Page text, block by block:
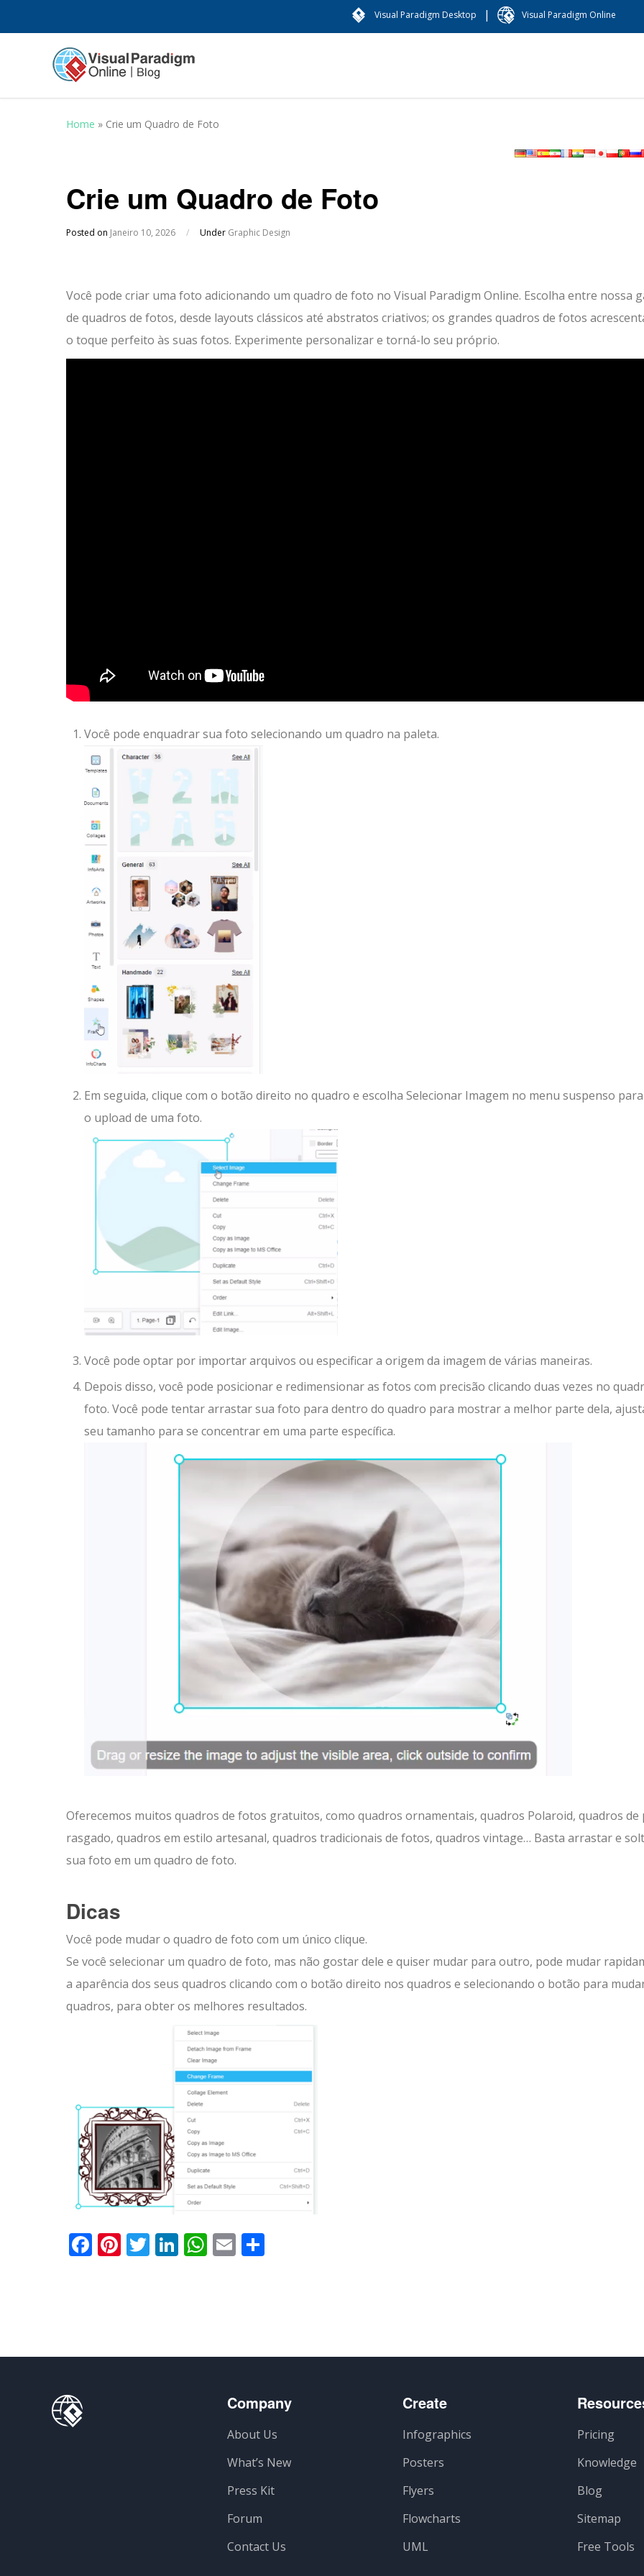
Visual Paradigm Desktop | Visual Paradigm Online
Home » Crie um Quadro de Foto
Crie um Quadro de Foto
Posted on Janeiro 10, 2026 / Under Graphic Design
Você pode criar uma foto adicionando um quadro de foto no Visual Paradigm Online. Escolha entre nossa
de quadros de fotos, desde layouts clássicos até abstratos criativos; os grandes quadros de fotos
o toque perfeito às suas fotos. Experimente personalizar e torná-lo seu próprio.
Você pode enquadrar sua foto selecionando um quadro na paleta.
Em seguida, clique com o botão direito no quadro e escolha Selecionar Imagem no menu suspenso
o upload de uma foto.
Você pode optar por importar arquivos ou especificar a origem da imagem de várias maneiras.
Depois disso, você pode posicionar e redimensionar as fotos com precisão clicando duas vezes no
foto. Você pode tentar arrastar sua foto para dentro do quadro para mostrar a melhor parte dela,
seu tamanho para se concentrar em uma parte específica.
Oferecemos muitos quadros de fotos gratuitos, como quadros ornamentais, quadros Polaroid, quadros de
rasgado, quadros em estilo artesanal, quadros tradicionais de fotos, quadros vintage… Basta arrastar e
sua foto em um quadro de foto.
Dicas
Você pode mudar o quadro de foto com um único clique.
Se você selecionar um quadro de foto, mas não gostar dele e quiser mudar para outro, pode mudar
a aparência dos seus quadros clicando com o botão direito nos quadros e selecionando o botão para
quadros, para obter os melhores resultados.
Facebook
Pinterest
Twitter
LinkedIn
WhatsApp
Email
Company
About Us
What’s New
Press Kit
Forum
Contact Us
Create
Infographics
Posters
Flyers
Flowcharts
UML
Pricing
Knowledge
Blog
Sitemap
Free Tools